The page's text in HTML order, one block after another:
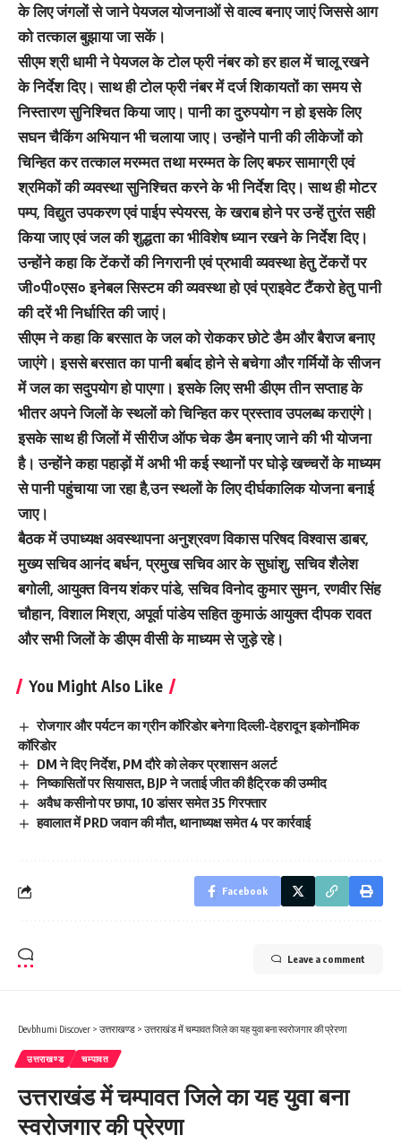
के लिए जंगलों से जाने पेयजल योजनाओं से वाल्व बनाए जाएं जिससे आग
को तत्काल बुझाया जा सकें।
सीएम श्री धामी ने पेयजल के टोल फ्री नंबर को हर हाल में चालू रखने
के निर्देश दिए। साथ ही टोल फ्री नंबर में दर्ज शिकायतों का समय से
निस्तारण सुनिश्चित किया जाए। पानी का दुरुपयोग न हो इसके लिए
सघन चैकिंग अभियान भी चलाया जाए। उन्होंने पानी की लीकेजों को
चिन्हित कर तत्काल मरम्मत तथा मरम्मत के लिए बफर सामाग्री एवं
श्रमिकों की व्यवस्था सुनिश्चित करने के भी निर्देश दिए। साथ ही मोटर
पम्प, विद्युत उपकरण एवं पाईप स्पेयरस, के खराब होने पर उन्हें तुरंत सही
किया जाए एवं जल की शुद्धता का भीविशेष ध्यान रखने के निर्देश दिए।
उन्होंने कहा कि टेंकरों की निगरानी एवं प्रभावी व्यवस्था हेतु टेंकरों पर
जी०पी०एस० इनेबल सिस्टम की व्यवस्था हो एवं प्राइवेट टैंकरो हेतु पानी
की दरें भी निर्धारित की जाएं।
सीएम ने कहा कि बरसात के जल को रोककर छोटे डैम और बैराज बनाए
जाएंगे। इससे बरसात का पानी बर्बाद होने से बचेगा और गर्मियों के सीजन
में जल का सदुपयोग हो पाएगा। इसके लिए सभी डीएम तीन सप्ताह के
भीतर अपने जिलों के स्थलों को चिन्हित कर प्रस्ताव उपलब्ध कराएंगे।
इसके साथ ही जिलों में सीरीज ऑफ चेक डैम बनाए जाने की भी योजना
है। उन्होंने कहा पहाड़ों में अभी भी कई स्थानों पर घोड़े खच्चरों के माध्यम
से पानी पहुंचाया जा रहा है,उन स्थलों के लिए दीर्घकालिक योजना बनाई
जाए।
बैठक में उपाध्यक्ष अवस्थापना अनुश्रवण विकास परिषद विश्वास डाबर,
मुख्य सचिव आनंद बर्धन, प्रमुख सचिव आर के सुधांशु, सचिव शैलेश
बगोली, आयुक्त विनय शंकर पांडे, सचिव विनोद कुमार सुमन, रणवीर सिंह
चौहान, विशाल मिश्रा, अपूर्वा पांडेय सहित कुमाऊं आयुक्त दीपक रावत
और सभी जिलों के डीएम वीसी के माध्यम से जुड़े रहे।
You Might Also Like
रोजगार और पर्यटन का ग्रीन कॉरिडोर बनेगा दिल्ली-देहरादून इकोनॉमिक
कॉरिडोर
DM ने दिए निर्देश, PM दौरे को लेकर प्रशासन अलर्ट
निष्कासितों पर सियासत, BJP ने जताई जीत की हैट्रिक की उम्मीद
अवैध कसीनो पर छापा, 10 डांसर समेत 35 गिरफ्तार
हवालात में PRD जवान की मौत, थानाध्यक्ष समेत 4 पर कार्रवाई
Facebook
Leave a comment
Devbhumi Discover > उत्तराखण्ड > उत्तराखंड में चम्पावत जिले का यह युवा बना स्वरोजगार की प्रेरणा
उत्तराखण्ड चम्पावत
उत्तराखंड में चम्पावत जिले का यह युवा बना
स्वरोजगार की प्रेरणा